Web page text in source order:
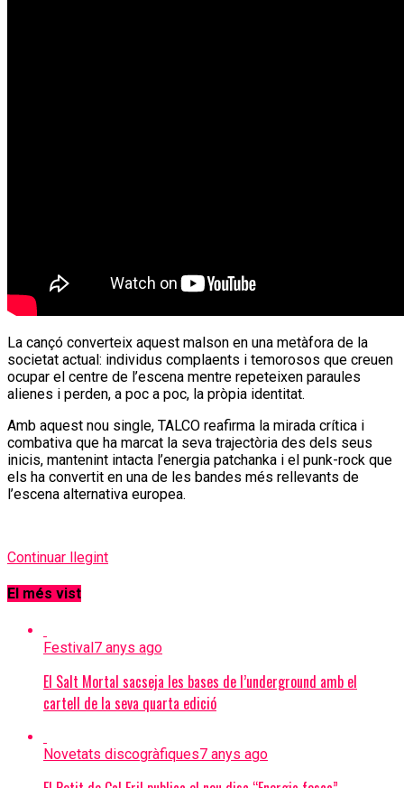
La cançó converteix aquest malson en una metàfora de la
societat actual: individus complaents i temorosos que creuen
ocupar el centre de l’escena mentre repeteixen paraules
alienes i perden, a poc a poc, la pròpia identitat.
Amb aquest nou single, TALCO reafirma la mirada crítica i
combativa que ha marcat la seva trajectòria des dels seus
inicis, mantenint intacta l’energia patchanka i el punk-rock que
els ha convertit en una de les bandes més rellevants de
l’escena alternativa europea.
Continuar llegint
El més vist
Festival7 anys ago
El Salt Mortal sacseja les bases de l’underground amb el
cartell de la seva quarta edició
Novetats discogràfiques7 anys ago